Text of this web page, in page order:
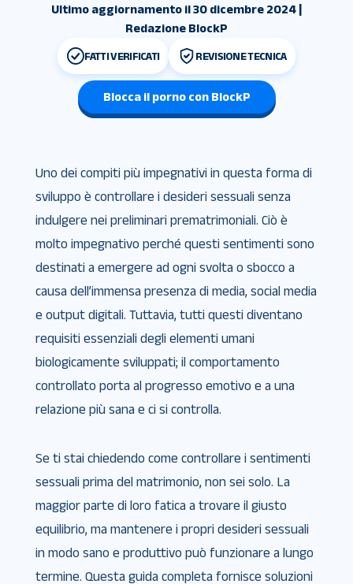
Ultimo aggiornamento il 30 dicembre 2024 |
Redazione BlockP
FATTI VERIFICATI REVISIONE TECNICA
Blocca il porno con BlockP
Uno dei compiti più impegnativi in ​​questa forma di
sviluppo è controllare i desideri sessuali senza
indulgere nei preliminari prematrimoniali. Ciò è
molto impegnativo perché questi sentimenti sono
destinati a emergere ad ogni svolta o sbocco a
causa dell’immensa presenza di media, social media
e output digitali. Tuttavia, tutti questi diventano
requisiti essenziali degli elementi umani
biologicamente sviluppati; il comportamento
controllato porta al progresso emotivo e a una
relazione più sana e ci si controlla.
Se ti stai chiedendo come controllare i sentimenti
sessuali prima del matrimonio, non sei solo. La
maggior parte di loro fatica a trovare il giusto
equilibrio, ma mantenere i propri desideri sessuali
in modo sano e produttivo può funzionare a lungo
termine. Questa guida completa fornisce soluzioni